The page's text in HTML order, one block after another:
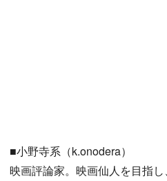
■小野寺系（k.onodera）
映画評論家。映画仙人を目指